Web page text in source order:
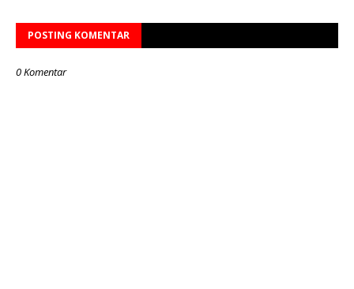
POSTING KOMENTAR
0 Komentar